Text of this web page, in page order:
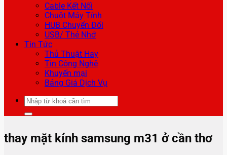
Cable Kết Nối
Chuột Máy Tính
HUB Chuyển Đổi
USB/ Thẻ Nhớ
Tin Tức
Thủ Thuật Hay
Tin Công Nghệ
Khuyến mại
Bảng Giá Dịch Vụ
Tìm
kiếm:
thay mặt kính samsung m31 ở cần thơ